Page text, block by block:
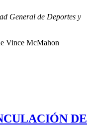
General de Deportes y
Vince McMahon
DE